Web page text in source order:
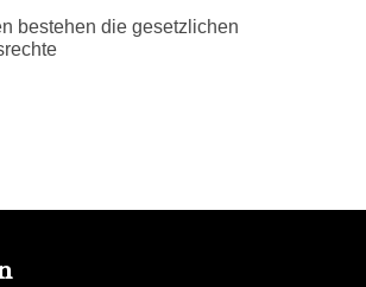
mit Magnetverschluss
bestehen die gesetzlichen